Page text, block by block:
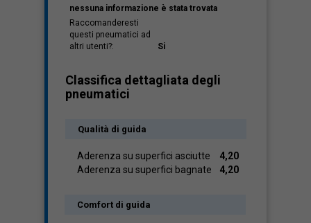
nessuna informazione è stata trovata
Raccomanderesti
questi pneumatici ad
altri utenti?:
Si
Classifica dettagliata degli
pneumatici
Qualità di guida
Aderenza su superfici asciutte
4,20
Aderenza su superfici bagnate
4,20
Comfort di guida